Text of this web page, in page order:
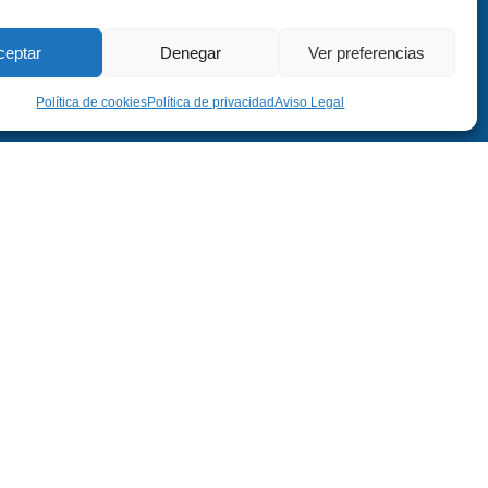
Denegar Ver preferencias
Política de cookiesPolítica de privacidadAviso Legal